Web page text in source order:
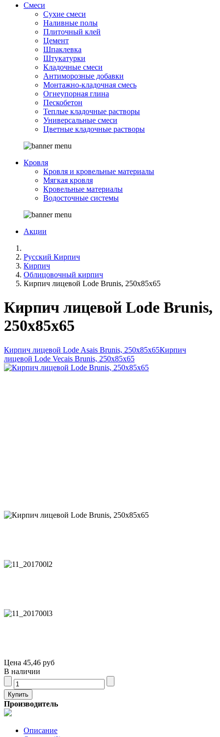
Смеси
Сухие смеси
Наливные полы
Плиточный клей
Цемент
Шпаклевка
Штукатурки
Кладочные смеси
Антиморозные добавки
Монтажно-кладочная смесь
Огнеупорная глина
Пескобетон
Теплые кладочные растворы
Универсальные смеси
Цветные кладочные растворы
Кровля
Кровля и кровельные материалы
Мягкая кровля
Кровельные материалы
Водосточные системы
Акции
Русский Кирпич
Кирпич
Облицовочный кирпич
Кирпич лицевой Lode Brunis, 250x85x65
Кирпич лицевой Lode Brunis,
250x85x65
Кирпич лицевой Lode Asais Brunis, 250x85x65Кирпич
лицевой Lode Vecais Brunis, 250x85x65
Цена 45,46 руб
В наличии
Производитель
Описание